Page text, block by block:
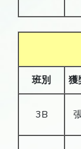
班別 獲
3B